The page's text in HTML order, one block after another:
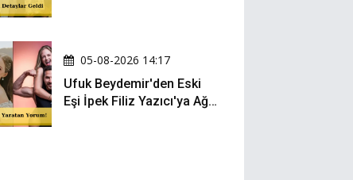
05-08-2026 14:17
Ufuk Beydemir'den Eski
Eşi İpek Filiz Yazıcı'ya Ağır